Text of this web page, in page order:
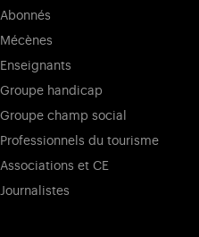
Abonnés
Mécènes
Enseignants
Groupe handicap
Groupe champ social
Professionnels du tourisme
Associations et CE
Journalistes